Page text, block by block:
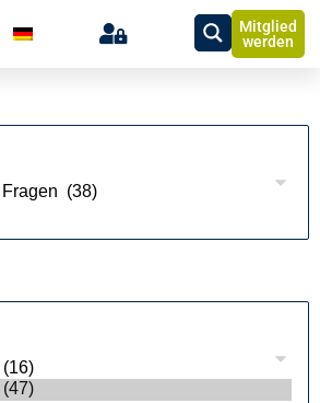
Mitglied
werden